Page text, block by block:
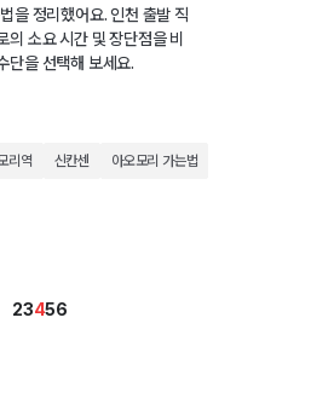
을 정리했어요. 인천 출발 직
의 소요 시간 및 장단점을 비
단을 선택해 보세요.
리역 신칸센 아오모리 가는법
23456